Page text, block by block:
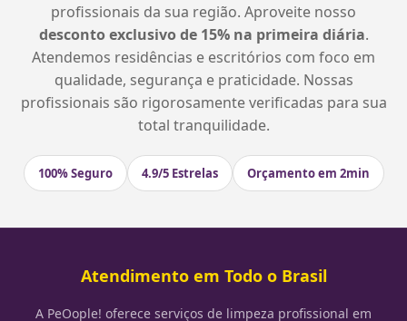
profissionais da sua região. Aproveite nosso
desconto exclusivo de 15% na primeira diária.
Atendemos residências e escritórios com foco em
qualidade, segurança e praticidade. Nossas
profissionais são rigorosamente verificadas para sua
total tranquilidade.
100% Seguro 4.9/5 Estrelas Orçamento em 2min
Atendimento em Todo o Brasil
A PeOople! oferece serviços de limpeza profissional em